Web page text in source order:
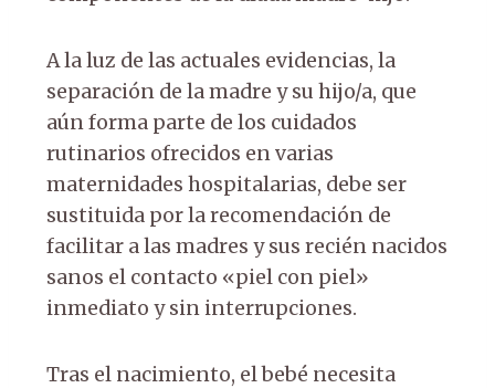
A la luz de las actuales evidencias, la
separación de la madre y su hijo/a, que
aún forma parte de los cuidados
rutinarios ofrecidos en varias
maternidades hospitalarias, debe ser
sustituida por la recomendación de
facilitar a las madres y sus recién nacidos
sanos el contacto «piel con piel»
inmediato y sin interrupciones.
Tras el nacimiento, el bebé necesita